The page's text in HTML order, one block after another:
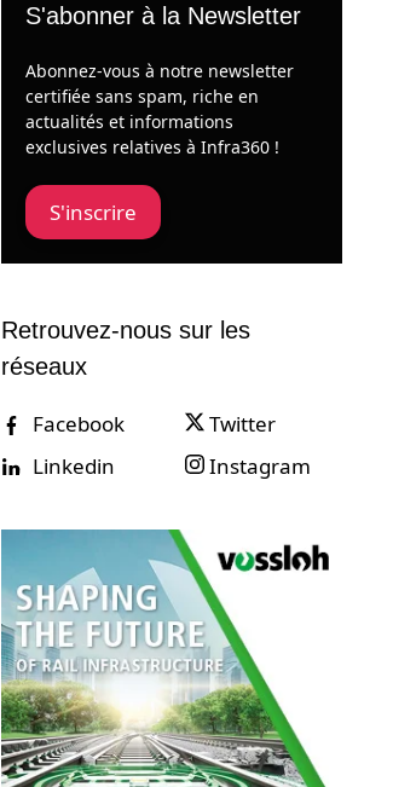
S'abonner à la Newsletter
Abonnez-vous à notre newsletter
certifiée sans spam, riche en
actualités et informations
exclusives relatives à Infra360 !
S'inscrire
Retrouvez-nous sur les
réseaux
Facebook
Twitter
Linkedin
Instagram